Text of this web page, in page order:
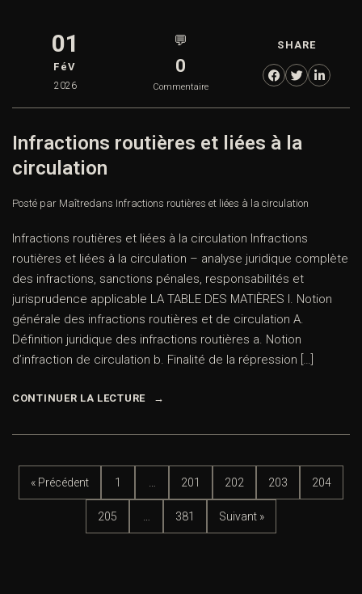
01
FéV
2026
💬
0
Commentaire
SHARE
Infractions routières et liées à la
circulation
Posté par Maîtredans Infractions routières et liées à la circulation
Infractions routières et liées à la circulation Infractions
routières et liées à la circulation – analyse juridique complète
des infractions, sanctions pénales, responsabilités et
jurisprudence applicable LA TABLE DES MATIÈRES I. Notion
générale des infractions routières et de circulation A.
Définition juridique des infractions routières a. Notion
d’infraction de circulation b. Finalité de la répression […]
CONTINUER LA LECTURE
« Précédent 1 201 202 203 204
205 381 Suivant »